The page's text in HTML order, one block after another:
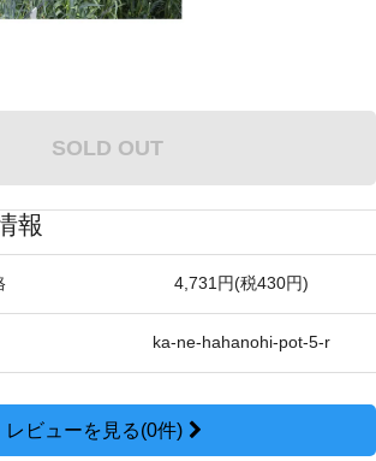
SOLD OUT
報
4,731円(税430円)
ka-ne-hahanohi-pot-5-r
レビューを見る(0件)